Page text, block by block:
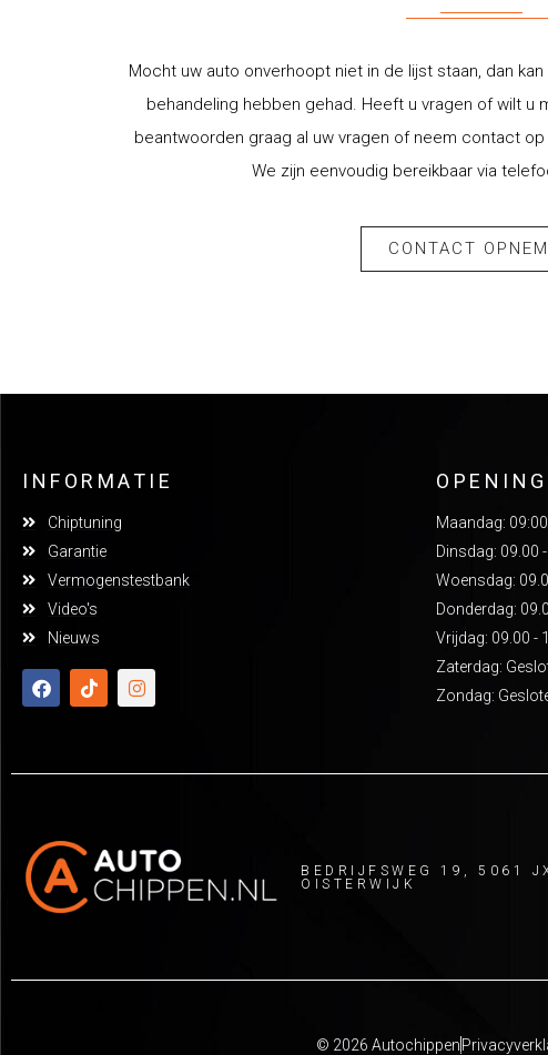
Mocht uw auto onverhoopt niet in de lijst staan, dan
behandeling hebben gehad. Heeft u vragen of wilt u
beantwoorden graag al uw vragen of neem contact
We zijn eenvoudig bereikbaar via
CONTACT
INFORMATIE
Chiptuning
Garantie
Vermogenstestbank
Video's
Nieuws
Maandag:
Dinsdag: 09.00
Woensdag:
Donderdag:
Vrijdag: 09.00 -
Zaterdag:
Zondag:
BEDRIJFSWEG 19, 5061
OISTERWIJK
© 2026 Autochippen